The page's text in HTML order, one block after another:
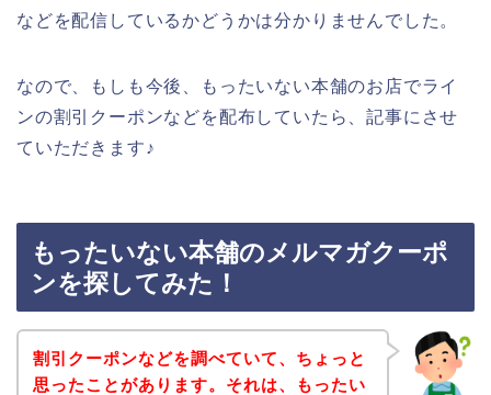
などを配信しているかどうかは分かりませんでした。
なので、もしも今後、もったいない本舗のお店でライ
ンの割引クーポンなどを配布していたら、記事にさせ
ていただきます♪
もったいない本舗のメルマガクーポ
ンを探してみた！
割引クーポンなどを調べていて、ちょっと
思ったことがあります。それは、もったい